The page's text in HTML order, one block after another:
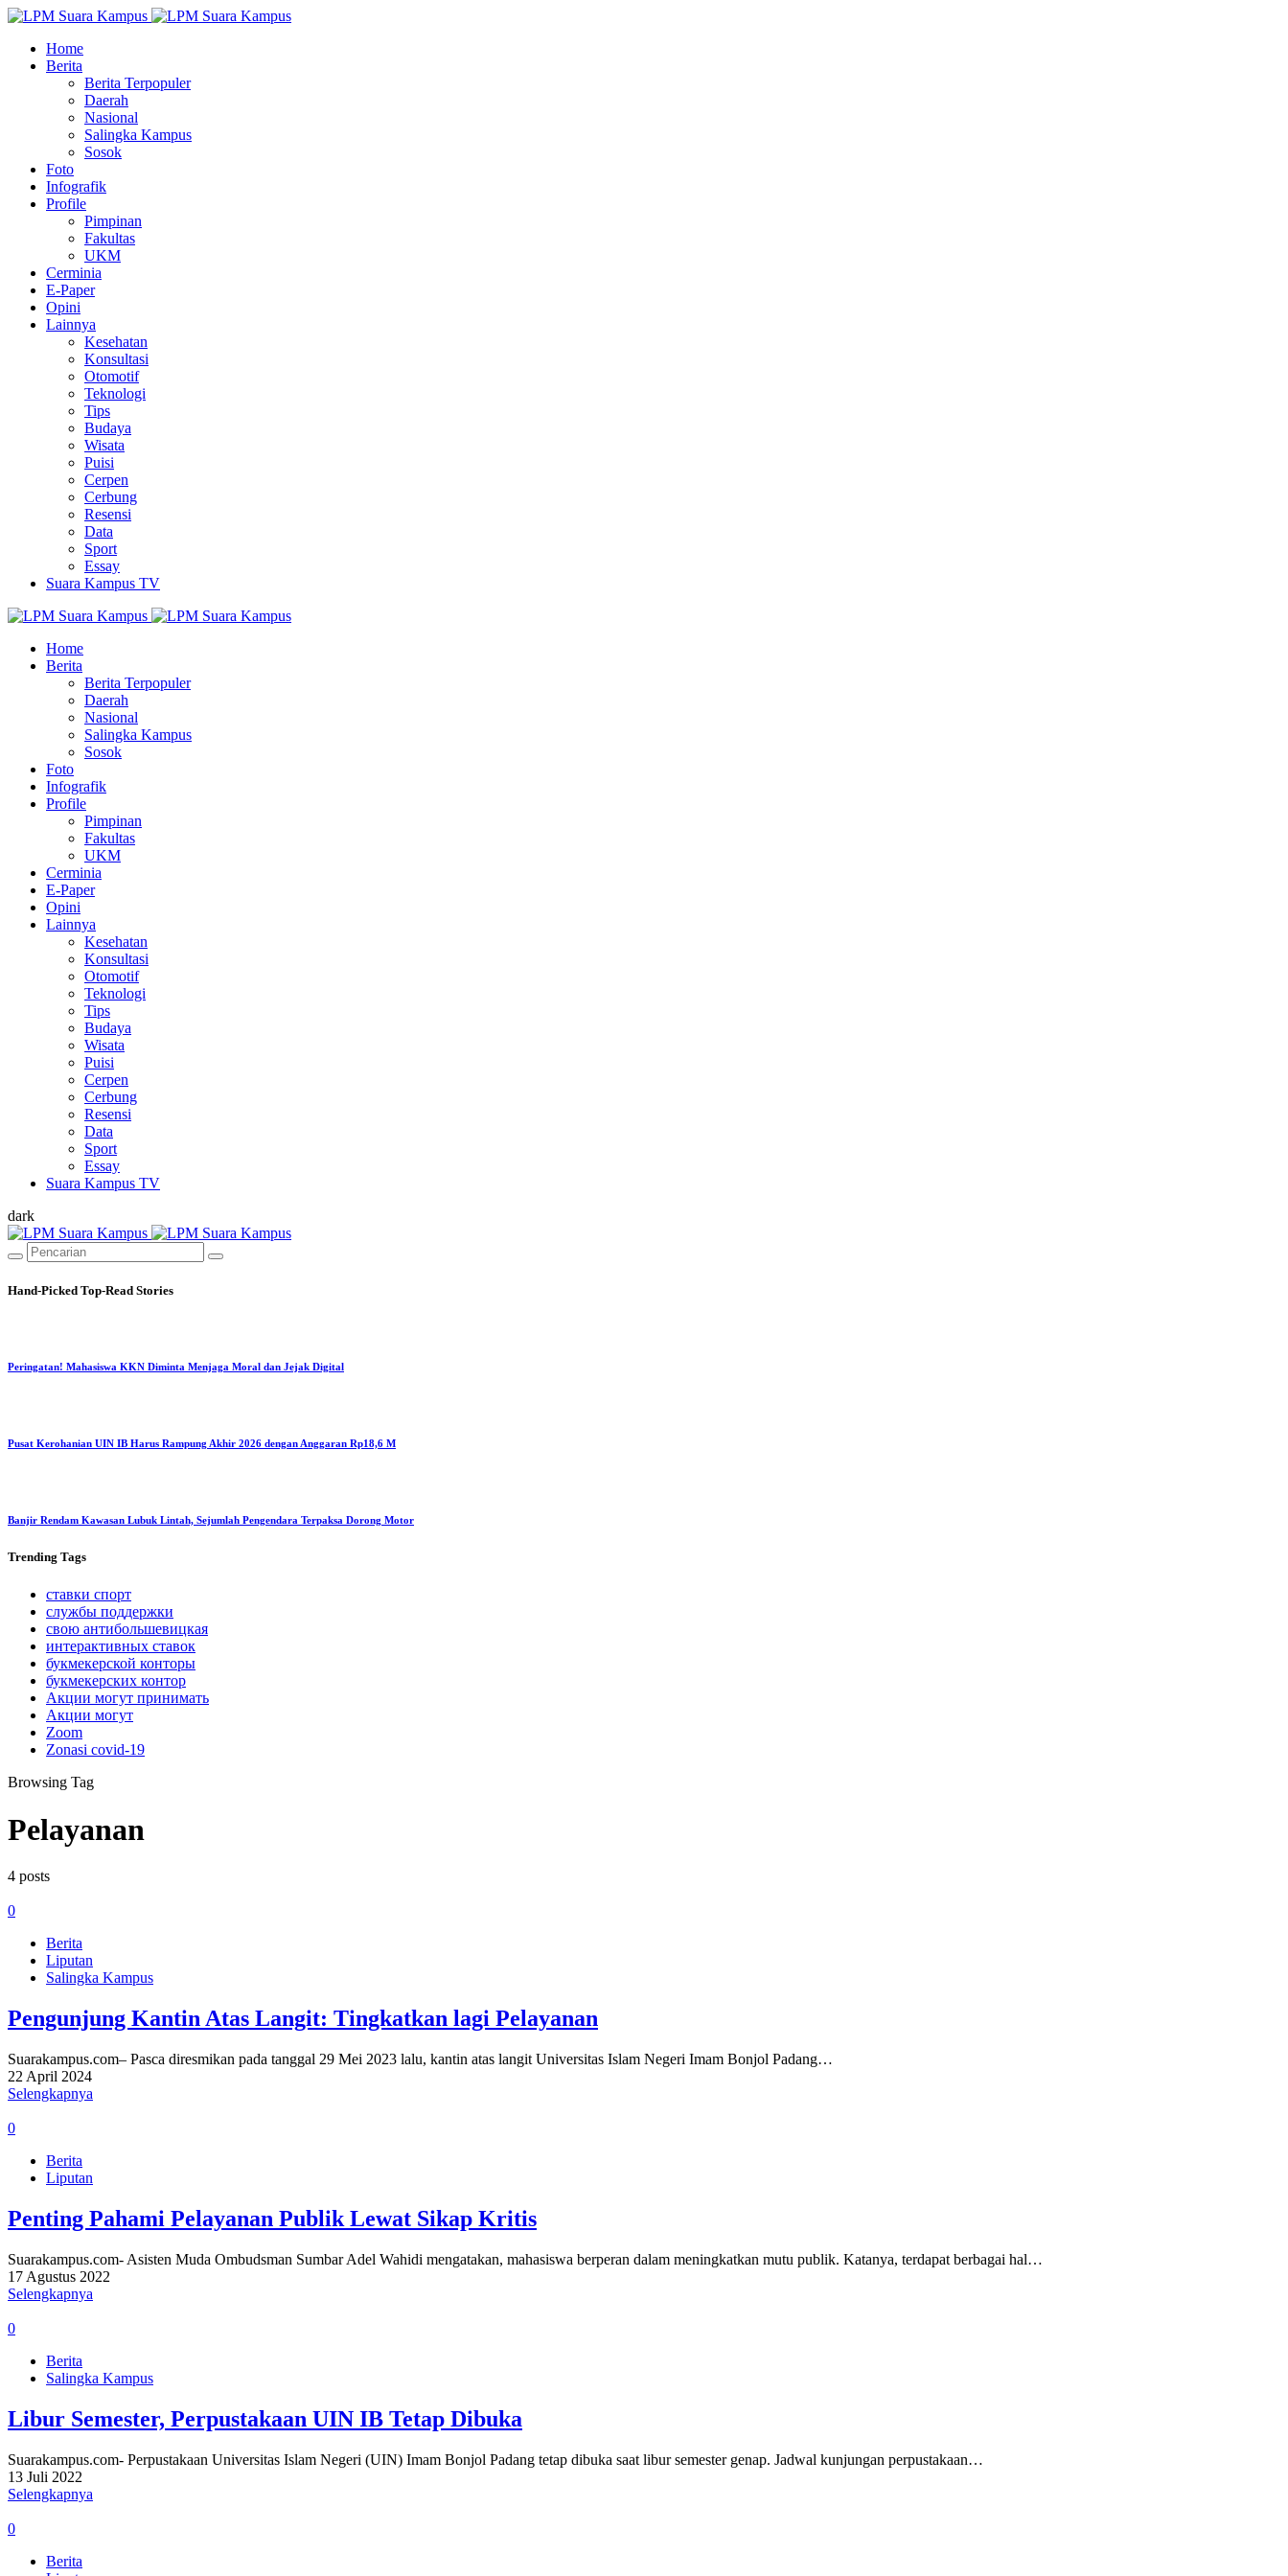
Home
Berita
Berita Terpopuler
Daerah
Nasional
Salingka Kampus
Sosok
Foto
Infografik
Profile
Pimpinan
Fakultas
UKM
Cerminia
E-Paper
Opini
Lainnya
Kesehatan
Konsultasi
Otomotif
Teknologi
Tips
Budaya
Wisata
Puisi
Cerpen
Cerbung
Resensi
Data
Sport
Essay
Suara Kampus TV
Home
Berita
Berita Terpopuler
Daerah
Nasional
Salingka Kampus
Sosok
Foto
Infografik
Profile
Pimpinan
Fakultas
UKM
Cerminia
E-Paper
Opini
Lainnya
Kesehatan
Konsultasi
Otomotif
Teknologi
Tips
Budaya
Wisata
Puisi
Cerpen
Cerbung
Resensi
Data
Sport
Essay
Suara Kampus TV
dark
Hand-Picked Top-Read Stories
Peringatan! Mahasiswa KKN Diminta Menjaga Moral dan Jejak Digital
Pusat Kerohanian UIN IB Harus Rampung Akhir 2026 dengan Anggaran Rp18,6 M
Banjir Rendam Kawasan Lubuk Lintah, Sejumlah Pengendara Terpaksa Dorong Motor
Trending Tags
ставки спорт
службы поддержки
свою антибольшевицкая
интерактивных ставок
букмекерской конторы
букмекерских контор
Акции могут принимать
Акции могут
Zoom
Zonasi covid-19
Browsing Tag
Pelayanan
4 posts
0
Berita
Liputan
Salingka Kampus
Pengunjung Kantin Atas Langit: Tingkatkan lagi Pelayanan
Suarakampus.com– Pasca diresmikan pada tanggal 29 Mei 2023 lalu, kantin atas langit Universitas Islam Negeri Imam Bonjol Padang…
22 April 2024
Selengkapnya
0
Berita
Liputan
Penting Pahami Pelayanan Publik Lewat Sikap Kritis
Suarakampus.com- Asisten Muda Ombudsman Sumbar Adel Wahidi mengatakan, mahasiswa berperan dalam meningkatkan mutu publik. Katanya, terdapat berbagai hal…
17 Agustus 2022
Selengkapnya
0
Berita
Salingka Kampus
Libur Semester, Perpustakaan UIN IB Tetap Dibuka
Suarakampus.com- Perpustakaan Universitas Islam Negeri (UIN) Imam Bonjol Padang tetap dibuka saat libur semester genap. Jadwal kunjungan perpustakaan…
13 Juli 2022
Selengkapnya
0
Berita